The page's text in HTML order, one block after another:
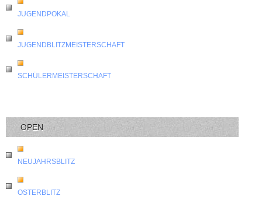
JUGENDPOKAL
JUGENDBLITZMEISTERSCHAFT
SCHÜLERMEISTERSCHAFT
OPEN
NEUJAHRSBLITZ
OSTERBLITZ